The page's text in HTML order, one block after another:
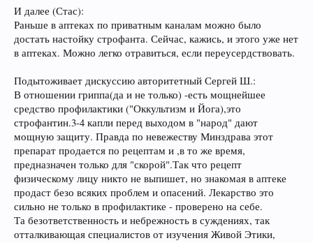
И далее (Стас):
Раньше в аптеках по приватным каналам можно было
достать настойку строфанта. Сейчас, кажись, и этого уже нет
в аптеках. Можно легко отравиться, если переусердствовать.
Подытоживает дискуссию авторитетный Сергей Ш.:
В отношении гриппа(да и не только) -есть мощнейшее
средство профилактики ("Оккультизм и Йога),это
строфантин.3-4 капли перед выходом в "народ" дают
мощную защиту. Правда по невежеству Минздрава этот
препарат продается по рецептам и ,в то же время,
предназначен только для "скорой".Так что рецепт
физическому лицу никто не выпишет, но знакомая в аптеке
продаст безо всяких проблем и опасений. Лекарство это
сильно не только в профилактике - проверено на себе.
Та безответственность и небрежность в суждениях, так
отталкивающая специалистов от изучения Живой Этики,